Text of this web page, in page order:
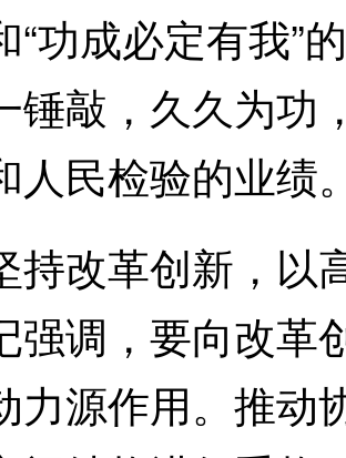
“功成必定有我”
锤敲，久久为功
人民检验的业绩
改革创新，以
强调，要向改革
力源作用。推动